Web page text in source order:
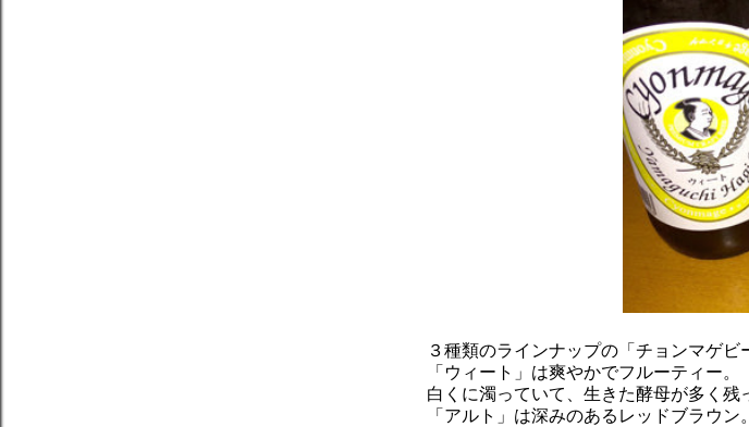
３種類のラインナップの「チョンマゲビ
「ウィート」は爽やかでフルーティー。
白くに濁っていて、生きた酵母が多く
「アルト」は深みのあるレッドブラウン。